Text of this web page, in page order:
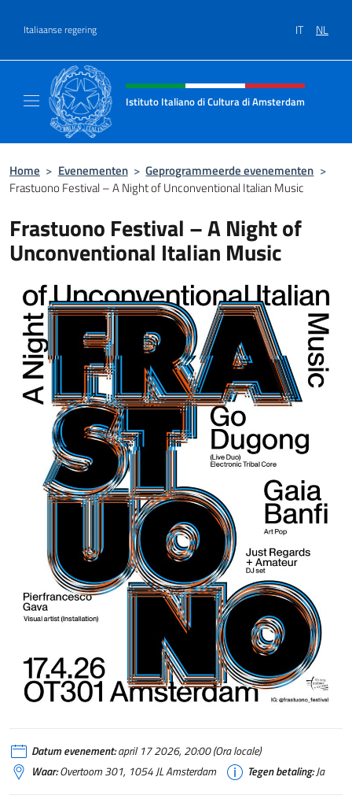
Italiaanse regering IT NL
Intestazione sito, social e menù
Istituto Italiano di Cultura di Amsterdam
Home > Evenementen > Geprogrammeerde evenementen >
Frastuono Festival – A Night of Unconventional Italian Music
Frastuono Festival – A Night of
Unconventional Italian Music
Datum evenement:april 17 2026, 20:00 (Ora locale)
Waar:Overtoom 301, 1054 JL Amsterdam Tegen betaling:Ja